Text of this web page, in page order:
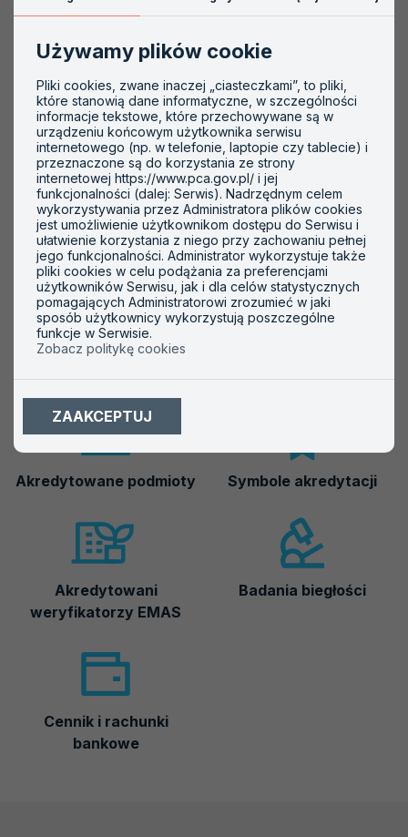
Badania sensoryczne (Q)
Obiekty:
Woda
Woda do spożycia przez ludzi
Ścieki
Gleba, grunty, skały
Osady, odpady
Ważne informacje
Akredytowane podmioty Symbole akredytacji
Akredytowani
weryfikatorzy EMAS
Badania biegłości
Cennik i rachunki
bankowe
Używamy plików cookie
Pliki cookies, zwane inaczej „ciasteczkami”, to pliki,
które stanowią dane informatyczne, w szczególności
informacje tekstowe, które przechowywane są w
urządzeniu końcowym użytkownika serwisu
internetowego (np. w telefonie, laptopie czy tablecie) i
przeznaczone są do korzystania ze strony
internetowej https://www.pca.gov.pl/ i jej
funkcjonalności (dalej: Serwis). Nadrzędnym celem
wykorzystywania przez Administratora plików cookies
jest umożliwienie użytkownikom dostępu do Serwisu i
ułatwienie korzystania z niego przy zachowaniu pełnej
jego funkcjonalności. Administrator wykorzystuje także
pliki cookies w celu podążania za preferencjami
użytkowników Serwisu, jak i dla celów statystycznych
pomagających Administratorowi zrozumieć w jaki
sposób użytkownicy wykorzystują poszczególne
funkcje w Serwisie.
Zobacz politykę cookies
ZAAKCEPTUJ